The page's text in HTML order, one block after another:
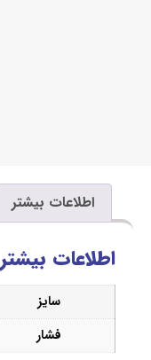
بیشتر
بیشتر
2*
,
PN10